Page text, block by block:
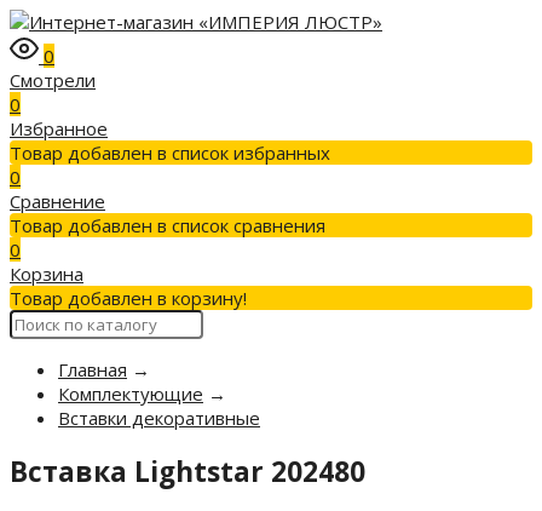
0
Смотрели
0
Избранное
Товар добавлен в список избранных
0
Сравнение
Товар добавлен в список сравнения
0
Корзина
Товар добавлен в корзину!
Главная →
Комплектующие →
Вставки декоративные
Вставка Lightstar 202480